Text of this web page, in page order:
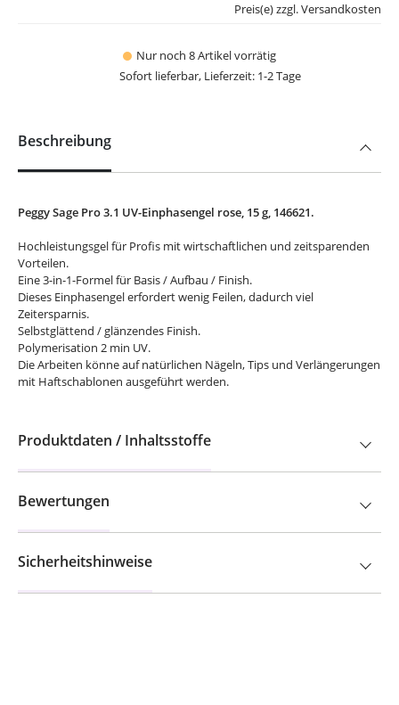
Nur noch 8 Artikel vorrätig
Sofort lieferbar, Lieferzeit: 1-2 Tage
Preis(e) zzgl. Versandkosten
Beschreibung
Peggy Sage Pro 3.1 UV-Einphasengel rose, 15 g, 146621.
Hochleistungsgel für Profis mit wirtschaftlichen und zeitsparenden
Vorteilen.
Eine 3-in-1-Formel für Basis / Aufbau / Finish.
Dieses Einphasengel erfordert wenig Feilen, dadurch viel
Zeitersparnis.
Selbstglättend / glänzendes Finish.
Polymerisation 2 min UV.
Die Arbeiten könne auf natürlichen Nägeln, Tips und Verlängerungen
mit Haftschablonen ausgeführt werden.
Produktdaten / Inhaltsstoffe
Bewertungen
Sicherheitshinweise